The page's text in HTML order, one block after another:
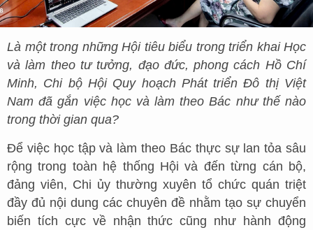
Là một trong những Hội tiêu biểu trong triển khai Học
và làm theo tư tưởng, đạo đức, phong cách Hồ Chí
Minh, Chi bộ Hội Quy hoạch Phát triển Đô thị Việt
Nam đã gắn việc học và làm theo Bác như thế nào
trong thời gian qua?
Để việc học tập và làm theo Bác thực sự lan tỏa sâu
rộng trong toàn hệ thống Hội và đến từng cán bộ,
đảng viên, Chi ủy thường xuyên tổ chức quán triệt
đầy đủ nội dung các chuyên đề nhằm tạo sự chuyển
biến tích cực về nhận thức cũng như hành động